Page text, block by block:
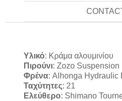
Υλικό: Κράμα αλουμινίου
Πιρούνι:Zozo Suspension
Φρένα:Alhonga Hydraulic
Ταχύτητες: 21
Ελεύθερο: Shimano